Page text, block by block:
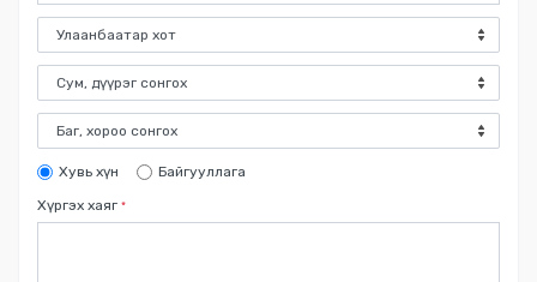
Хувь хүн
Байгууллага
Хүргэх хаяг *